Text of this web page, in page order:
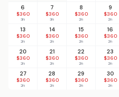
6
$360
3n
7
$360
3n
8
$360
2n
9
$360
2n
13
$360
2n
14
$360
2n
15
$360
2n
16
$360
2n
20
$360
2n
21
$360
2n
22
$360
2n
23
$360
2n
27
$360
2n
28
$360
2n
29
$360
2n
30
$360
2n